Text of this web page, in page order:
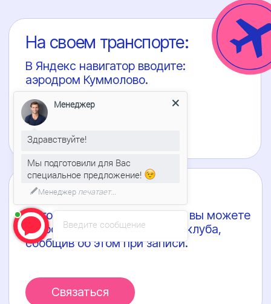
Введите сообщение
Мы подготовили для Вас
специальное предложение!